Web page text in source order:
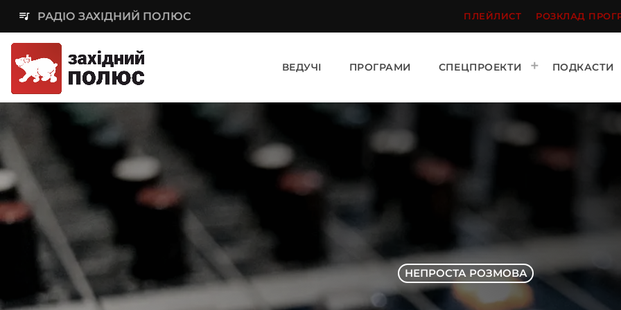
queue_music РАДІО ЗАХІДНИЙ ПОЛЮС ПЛЕЙЛИСТ РОЗКЛАД
ВЕДУЧІ ПРОГРАМИ СПЕЦПРОЕКТИ ПОДКАСТИ
НЕПРОСТА РОЗМОВА